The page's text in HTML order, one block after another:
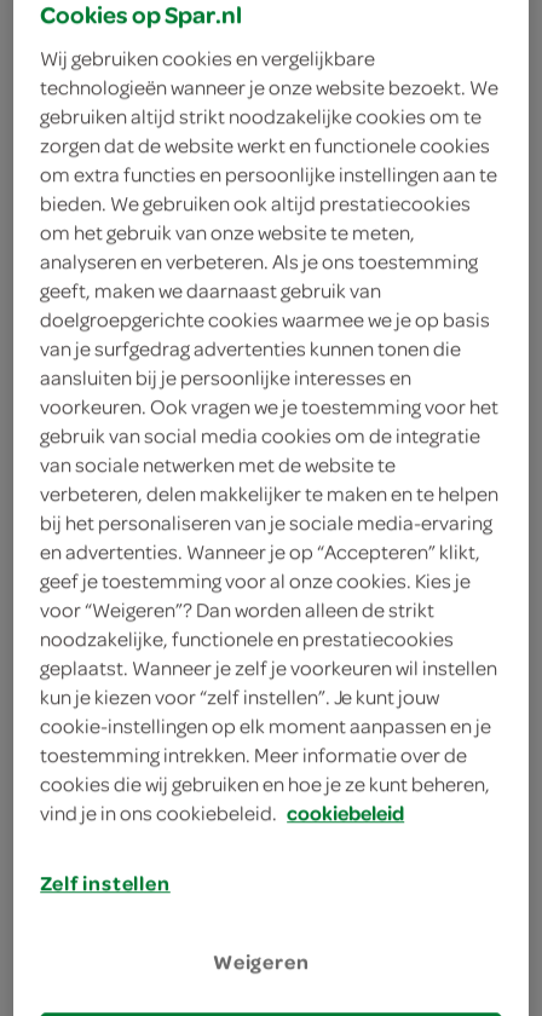
Spar
6.
99
450 Gram
Let op: aanbiedingen zijn niet zichtbaar bij de
producten, maar worden wél automatisch
verwerkt in de winkelmand.
romige pasta die je in minuten opwarmt voor een
snelle Italiaanse maaltijd
Authentieke Italiaanse smaak
450 gram familieportie
Handige trayverpakking
omschrijving
Carbonara Snel, gemakkelijk en vooral heerlijk: de
voor iedereen die wil genieten van een klassieke
Italiaanse pasta zonder uren in de keuken te staan.
Cookies op Spar.nl
Wij gebruiken cookies en vergelijkbare
technologieën wanneer je onze website bezoekt. We
gebruiken altijd strikt noodzakelijke cookies om te
zorgen dat de website werkt en functionele cookies
om extra functies en persoonlijke instellingen aan te
bieden. We gebruiken ook altijd prestatiecookies
om het gebruik van onze website te meten,
analyseren en verbeteren. Als je ons toestemming
geeft, maken we daarnaast gebruik van
doelgroepgerichte cookies waarmee we je op basis
van je surfgedrag advertenties kunnen tonen die
aansluiten bij je persoonlijke interesses en
voorkeuren. Ook vragen we je toestemming voor het
gebruik van social media cookies om de integratie
van sociale netwerken met de website te
verbeteren, delen makkelijker te maken en te helpen
bij het personaliseren van je sociale media-ervaring
en advertenties. Wanneer je op “Accepteren” klikt,
geef je toestemming voor al onze cookies. Kies je
voor “Weigeren”? Dan worden alleen de strikt
noodzakelijke, functionele en prestatiecookies
geplaatst. Wanneer je zelf je voorkeuren wil instellen
kun je kiezen voor “zelf instellen”. Je kunt jouw
cookie-instellingen op elk moment aanpassen en je
toestemming intrekken. Meer informatie over de
cookies die wij gebruiken en hoe je ze kunt beheren,
vind je in ons cookiebeleid. cookiebeleid
Zelf instellen
Weigeren